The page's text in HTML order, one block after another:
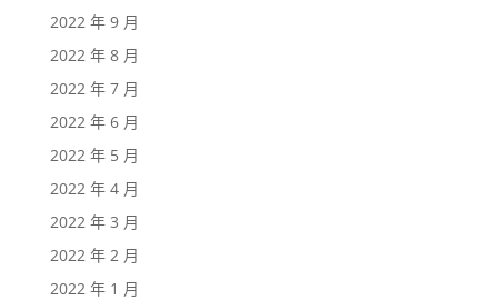
2022 年 9 月
2022 年 8 月
2022 年 7 月
2022 年 6 月
2022 年 5 月
2022 年 4 月
2022 年 3 月
2022 年 2 月
2022 年 1 月